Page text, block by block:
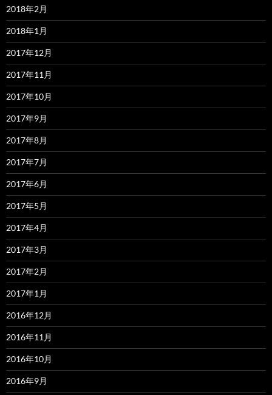
2018年2月
2018年1月
2017年12月
2017年11月
2017年10月
2017年9月
2017年8月
2017年7月
2017年6月
2017年5月
2017年4月
2017年3月
2017年2月
2017年1月
2016年12月
2016年11月
2016年10月
2016年9月